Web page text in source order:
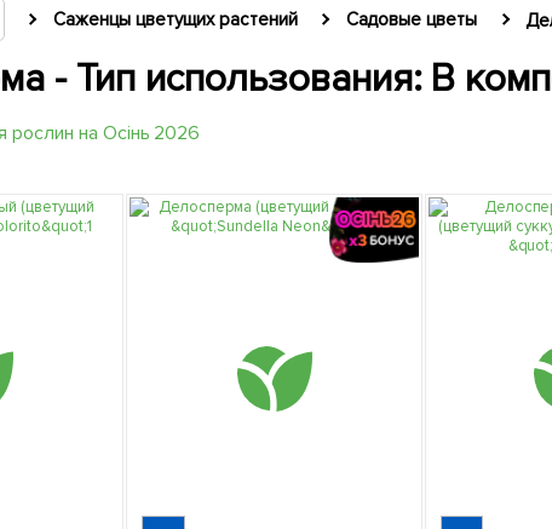
Саженцы цветущих растений Садовые цветы
- Тип использования: В